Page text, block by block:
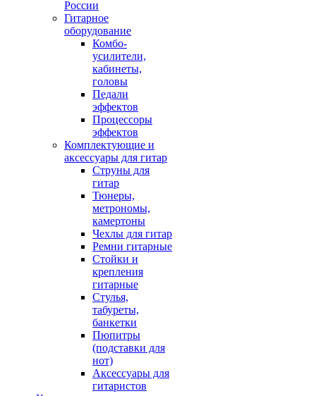
России
Гитарное
оборудование
Комбо-
усилители,
кабинеты,
головы
Педали
эффектов
Процессоры
эффектов
Комплектующие и
аксессуары для гитар
Струны для
гитар
Тюнеры,
метрономы,
камертоны
Чехлы для гитар
Ремни гитарные
Стойки и
крепления
гитарные
Стулья,
табуреты,
банкетки
Пюпитры
(подставки для
нот)
Аксессуары для
гитаристов